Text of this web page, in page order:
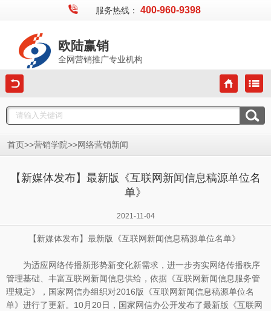
服务热线： 400-960-9398
欧陆赢销
全网营销推广专业机构
首页 >>营销学院>>网络营销新闻
【新媒体发布】最新版《互联网新闻信息稿源单位名
单》
2021-11-04
【新媒体发布】最新版《互联网新闻信息稿源单位名单》
为适应网络传播新形势新变化新需求，进一步夯实网络传播秩序
管理基础、丰富互联网新闻信息供给，依据《互联网新闻信息服务管
理规定》，国家网信办组织对2016版《互联网新闻信息稿源单位名
单》进行了更新。10月20日，国家网信办公开发布了最新版《互联网